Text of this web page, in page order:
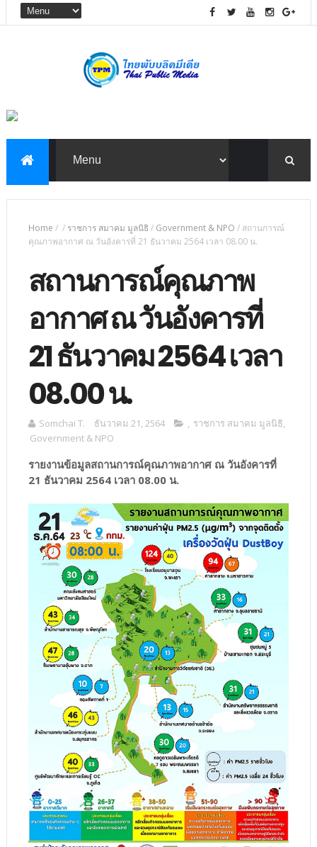
Home / / ราชการ สมาคม มูลนิธิ / Government & NPO / สถานการณ์
คุณภาพอากาศ ณ วันอังคารที่ 21 ธันวาคม 2564 เวลา 08.00 น.
สถานการณ์คุณภาพ
อากาศ ณ วันอังคารที่
21 ธันวาคม 2564 เวลา
08.00 น.
Somchai T. ธันวาคม 21, 2564 , ราชการ สมาคม มูลนิธิ,
Government & NPO
รายงานข้อมูลสถานการณ์คุณภาพอากาศ ณ วันอังคารที่
21 ธันวาคม 2564 เวลา 08.00 น.